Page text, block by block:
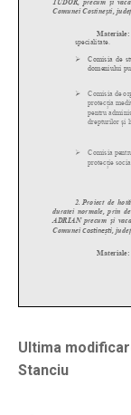
Ultima
Stanciu